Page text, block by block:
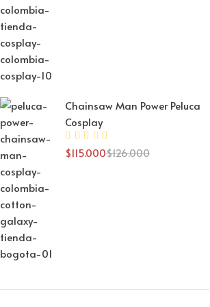
Chainsaw Man Power Peluca
Cosplay
$126.000
$115.000